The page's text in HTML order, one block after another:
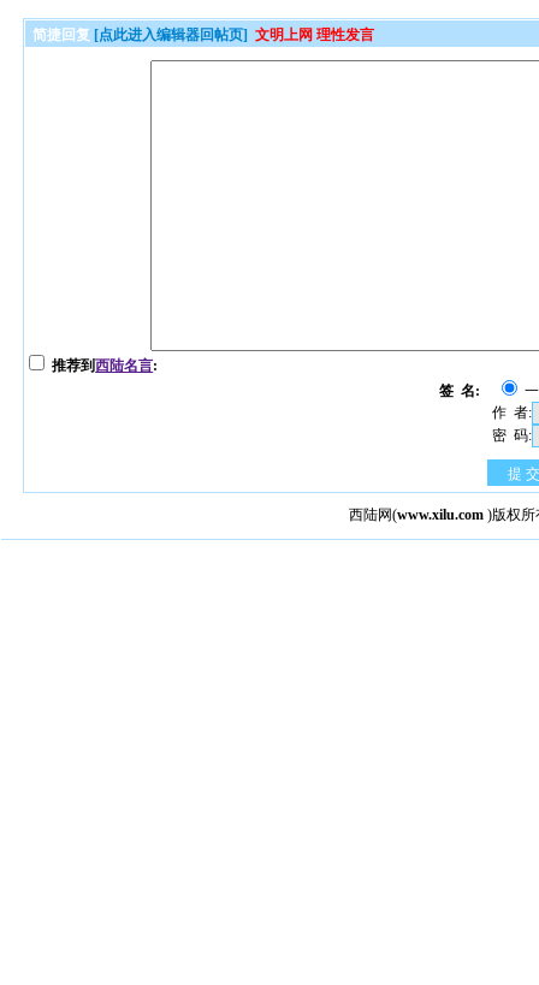
简捷回复 [点此进入编辑器回帖页] 文明上网 理性发言
推荐到西陆名言:
签 名:
作 者:
密 码:
提 交
西陆网(www.xilu.com )版权